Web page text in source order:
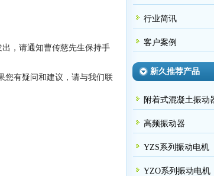
，请通知曹传慈先生保持手
有疑问和建议，请与我们联
行业简讯
客户案例
新久推荐产品
附着式混凝土振动
高频振动器
YZS系列振动电机
YZO系列振动电机